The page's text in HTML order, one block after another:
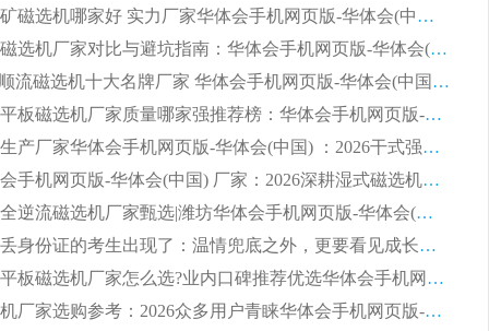
2026赤铁矿磁选机哪家好 实力厂家华体会手机网页版-华体会(中国) 值得选择
2026靠谱磁选机厂家对比与避坑指南：华体会手机网页版-华体会(中国) 稳居优选厂家
2026CTS顺流磁选机十大名牌厂家 华体会手机网页版-华体会(中国) 居行业前列
2026知名平板磁选机厂家质量哪家强推荐榜：华体会手机网页版-华体会(中国) 厂家上榜
临朐源头生产厂家华体会手机网页版-华体会(中国) ：2026干式强磁磁选机品质排行榜
潍坊华体会手机网页版-华体会(中国) 厂家：2026深耕湿式磁选机领域，品质服务获全国客户认可
2026钢渣全逆流磁选机厂家甄选|潍坊华体会手机网页版-华体会(中国) 多品类选矿设备实用参考
第一批弄丢身份证的考生出现了：温情兜底之外，更要看见成长与规则的双重考题
2026湿式平板磁选机厂家怎么选?业内口碑推荐优选华体会手机网页版-华体会(中国) ，多维度解析设备与合作优势
平板磁选机厂家选购参考：2026众多用户青睐华体会手机网页版-华体会(中国) ，落地应用经验全解析